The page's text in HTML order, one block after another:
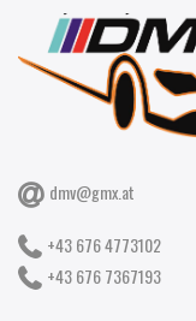
dmv@gmx.at
+43 676 4773102
+43 676 7367193